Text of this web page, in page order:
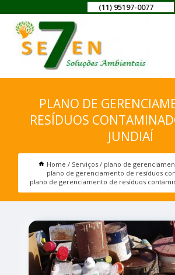
(11) 95197-0077
PLANO DE
RESÍDUOS
JUNDIAÍ
Home Serviços
plano de
plano de gerenciamento de resíduos
plano de gerenciamento de resíduos